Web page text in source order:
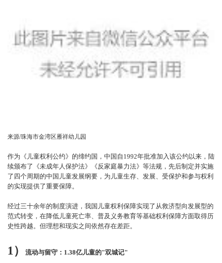
来源/珠海市金湾区雁祥幼儿园
作为《儿童权利公约》的缔约国，中国自1992年批准加入该公约以来，陆
续颁布了《未成年人保护法》《反家庭暴力法》等法规，先后制定并实施
了四个周期的中国儿童发展纲要，为儿童生存、发展、受保护和参与权利
的实现提供了重要保障。
经过三十余年的制度演进，我国儿童权利保障实现了从救济型向发展型的
范式转变，在降低儿童死亡率、普及义务教育等基础权利保障方面取得历
史性跨越。但理想和现实之间依然存在差距。
1） 流动与留守： 1.38亿儿童的"双城记"